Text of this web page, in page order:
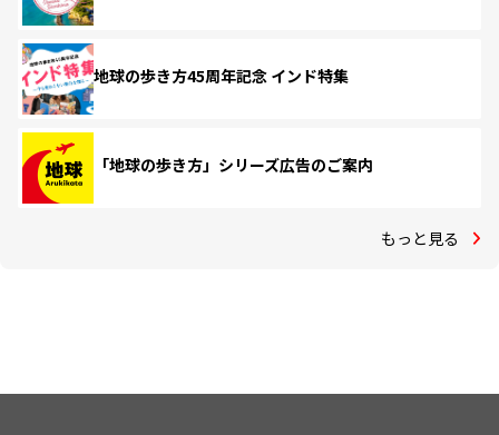
地球の歩き方45周年記念 インド特集
「地球の歩き方」シリーズ広告のご案内
もっと見る